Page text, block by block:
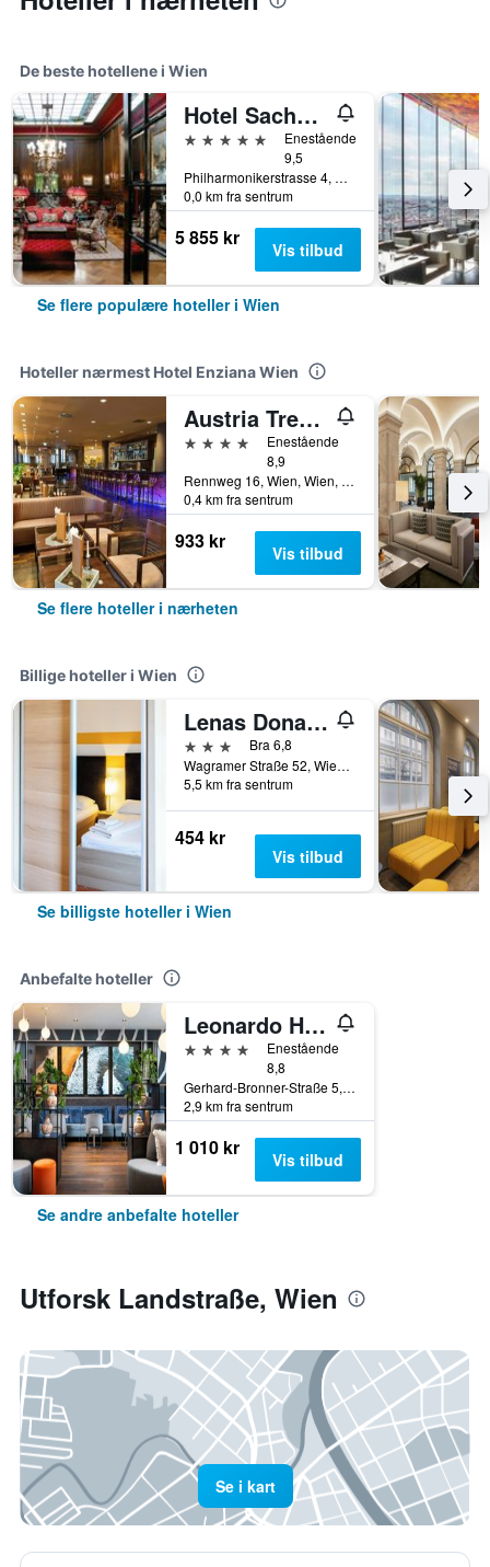
De beste hotellene i Wien
Hotel Sacher Wien
5 stjerner
Enestående
9,5
Philharmonikerstrasse 4, Wien, Wien, Østerrike
0,0 km fra sentrum
5 855 kr Vis tilbud
Se flere populære hoteller i Wien
Hoteller nærmest Hotel Enziana Wien
Austria Trend Hotel Savoyen Vienna
4 stjerner
Enestående
8,9
Rennweg 16, Wien, Wien, Østerrike
0,4 km fra sentrum
933 kr Vis tilbud
Se flere hoteller i nærheten
Billige hoteller i Wien
Lenas Donau Hotel
3 stjernerBra 6,8
Wagramer Straße 52, Wien, Wien, Østerrike
5,5 km fra sentrum
454 kr
Vis tilbud
Se billigste hoteller i Wien
Anbefalte hoteller
Leonardo Hotel Vienna Hauptbahnhof
4 stjerner
Enestående
8,8
Gerhard-Bronner-Straße 5, Wien, Wien, Østerrike
2,9 km fra sentrum
1 010 kr Vis tilbud
Se andre anbefalte hoteller
Utforsk Landstraße, Wien
Se i kart